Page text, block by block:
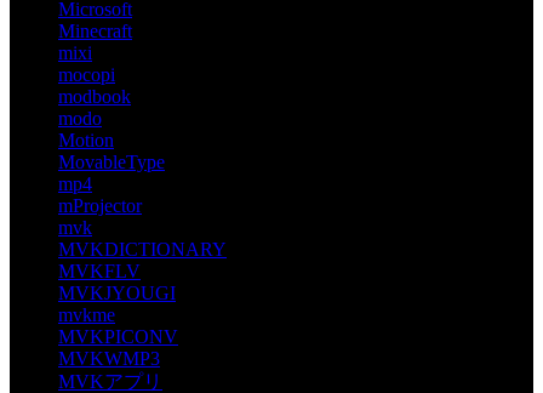
Microsoft
Minecraft
mixi
mocopi
modbook
modo
Motion
MovableType
mp4
mProjector
mvk
MVKDICTIONARY
MVKFLV
MVKJYOUGI
mvkme
MVKPICONV
MVKWMP3
MVKアプリ